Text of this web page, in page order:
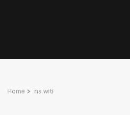
Home > ns witi